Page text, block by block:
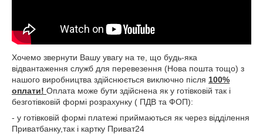
Хочемо звернути Вашу увагу на те, що будь-яка
відвантаження служб для перевезення (Нова пошта тощо) з
нашого виробництва здійснюється виключно після 100%
оплати! Оплата може бути здійснена як у готівковій так і
безготівковій формі розрахунку ( ПДВ та ФОП):
- у готівковій формі платежі приймаються як через відділення
Приватбанку,так і картку Приват24